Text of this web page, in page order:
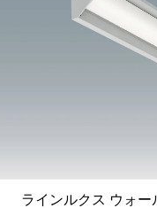
ラインルクス ウォ